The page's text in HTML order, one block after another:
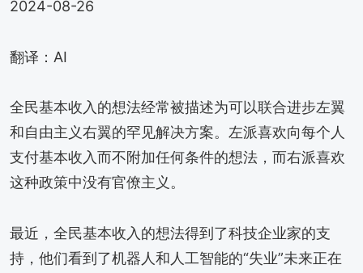
2024-08-26
翻译：AI
全民基本收入的想法经常被描述为可以联合进步左翼
和自由主义右翼的罕见解决方案。左派喜欢向每个人
支付基本收入而不附加任何条件的想法，而右派喜欢
这种政策中没有官僚主义。
最近，全民基本收入的想法得到了科技企业家的支
持，他们看到了机器人和人工智能的“失业”未来正在